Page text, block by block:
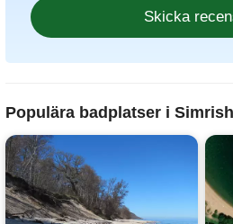
Populära badplatser i